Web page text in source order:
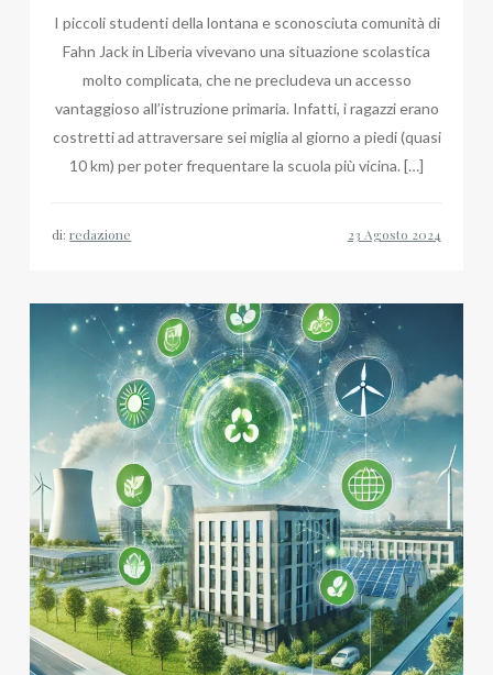
I piccoli studenti della lontana e sconosciuta comunità di
Fahn Jack in Liberia vivevano una situazione scolastica
molto complicata, che ne precludeva un accesso
vantaggioso all’istruzione primaria. Infatti, i ragazzi erano
costretti ad attraversare sei miglia al giorno a piedi (quasi
10 km) per poter frequentare la scuola più vicina. […]
di:redazione